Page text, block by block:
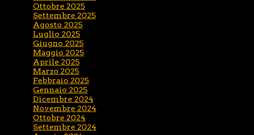
Ottobre 2025
Settembre 2025
Agosto 2025
Luglio 2025
Giugno 2025
Maggio 2025
Aprile 2025
Marzo 2025
Febbraio 2025
Gennaio 2025
Dicembre 2024
Novembre 2024
Ottobre 2024
Settembre 2024